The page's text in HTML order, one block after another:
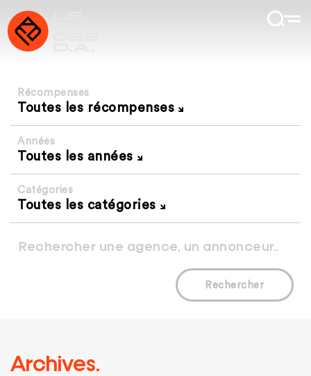
Récompenses
Toutes les récompenses
Années
Toutes les années
Catégories
Toutes les catégories
Rechercher
Archives.